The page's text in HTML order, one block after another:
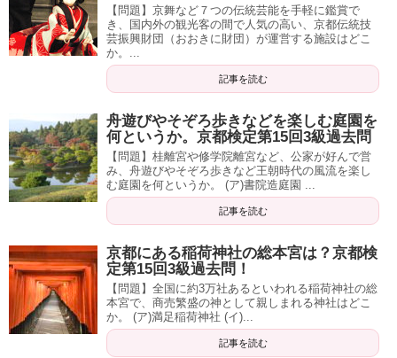
【問題】京舞など７つの伝統芸能を手軽に鑑賞で
き、国内外の観光客の間で人気の高い、京都伝統技
芸振興財団（おおきに財団）が運営する施設はどこ
か。...
記事を読む
舟遊びやそぞろ歩きなどを楽しむ庭園を
何というか。京都検定第15回3級過去問
【問題】桂離宮や修学院離宮など、公家が好んで営
み、舟遊びやそぞろ歩きなど王朝時代の風流を楽し
む庭園を何というか。 (ア)書院造庭園 ...
記事を読む
京都にある稲荷神社の総本宮は？京都検
定第15回3級過去問！
【問題】全国に約3万社あるといわれる稲荷神社の総
本宮で、商売繁盛の神として親しまれる神社はどこ
か。 (ア)満足稲荷神社 (イ)...
記事を読む